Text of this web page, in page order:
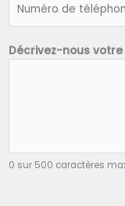
Décrivez-nous
0 sur 500 caractères